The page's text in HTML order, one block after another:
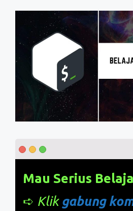
Mau Serius
➪ Klik gabung